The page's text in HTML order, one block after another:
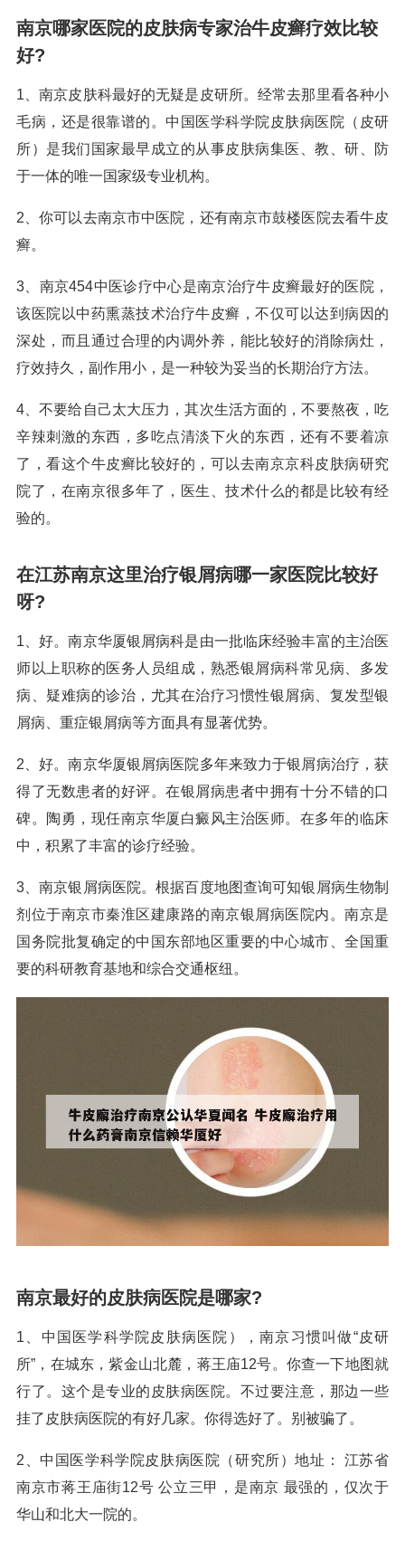
南京哪家医院的皮肤病专家治牛皮癣疗效比较
好?
1、南京皮肤科最好的无疑是皮研所。经常去那里看各种小
毛病，还是很靠谱的。中国医学科学院皮肤病医院（皮研
所）是我们国家最早成立的从事皮肤病集医、教、研、防
于一体的唯一国家级专业机构。
2、你可以去南京市中医院，还有南京市鼓楼医院去看牛皮
癣。
3、南京454中医诊疗中心是南京治疗牛皮癣最好的医院，
该医院以中药熏蒸技术治疗牛皮癣，不仅可以达到病因的
深处，而且通过合理的内调外养，能比较好的消除病灶，
疗效持久，副作用小，是一种较为妥当的长期治疗方法。
4、不要给自己太大压力，其次生活方面的，不要熬夜，吃
辛辣刺激的东西，多吃点清淡下火的东西，还有不要着凉
了，看这个牛皮癣比较好的，可以去南京京科皮肤病研究
院了，在南京很多年了，医生、技术什么的都是比较有经
验的。
在江苏南京这里治疗银屑病哪一家医院比较好
呀?
1、好。南京华厦银屑病科是由一批临床经验丰富的主治医
师以上职称的医务人员组成，熟悉银屑病科常见病、多发
病、疑难病的诊治，尤其在治疗习惯性银屑病、复发型银
屑病、重症银屑病等方面具有显著优势。
2、好。南京华厦银屑病医院多年来致力于银屑病治疗，获
得了无数患者的好评。在银屑病患者中拥有十分不错的口
碑。陶勇，现任南京华厦白癜风主治医师。在多年的临床
中，积累了丰富的诊疗经验。
3、南京银屑病医院。根据百度地图查询可知银屑病生物制
剂位于南京市秦淮区建康路的南京银屑病医院内。南京是
国务院批复确定的中国东部地区重要的中心城市、全国重
要的科研教育基地和综合交通枢纽。
南京最好的皮肤病医院是哪家?
1、中国医学科学院皮肤病医院），南京习惯叫做“皮研
所”，在城东，紫金山北麓，蒋王庙12号。你查一下地图就
行了。这个是专业的皮肤病医院。不过要注意，那边一些
挂了皮肤病医院的有好几家。你得选好了。别被骗了。
2、中国医学科学院皮肤病医院（研究所）地址： 江苏省
南京市蒋王庙街12号 公立三甲，是南京 最强的，仅次于
华山和北大一院的。